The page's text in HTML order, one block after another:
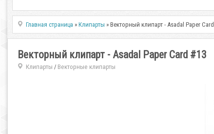
Главная страница »Клипарты » Векторный клипарт - Asadal Paper
Векторный клипарт - Asadal Paper Card #13
Клипарты / Векторные клипарты